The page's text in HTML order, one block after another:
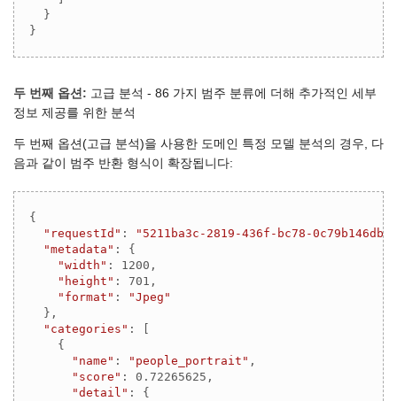
  }
}
두 번째 옵션: 고급 분석 - 86 가지 범주 분류에 더해 추가적인 세부
정보 제공를 위한 분석
두 번째 옵션(고급 분석)을 사용한 도메인 특정 모델 분석의 경우, 다
음과 같이 범주 반환 형식이 확장됩니다:
{
"requestId" :
"5211ba3c-2819-436f-bc78-
"metadata" : {
"width" : 1200 ,
"height" : 701 ,
"format" :
"Jpeg"
  },
"categories" : [
    {
"name" : "people_portrait" ,
"score" : 0.72265625 ,
"detail" : {